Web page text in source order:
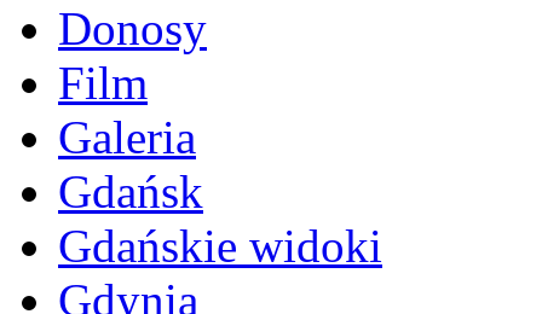
Donosy
Film
Galeria
Gdańsk
Gdańskie widoki
Gdynia